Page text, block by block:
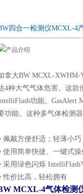
四合一检测仪MCXL-4
拿大BW MCXL-XWHM-
4种大气气体危害。这款
功能。
功能。这种多气体检测
佩戴方便舒适；轻薄小巧
使用简单快捷、一键式操
采用绿色闪烁
性价比高，轻松拥有
MCXL-4气体检测